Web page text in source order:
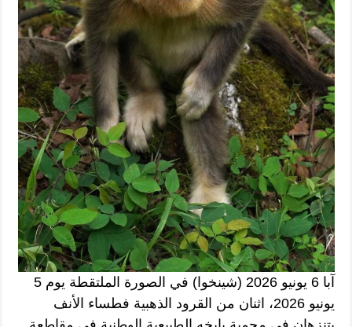
آبا 6 يونيو 2026 (شينخوا) في الصورة الملتقطة يوم 5
يونيو 2026، اثنان من القرود الذهبية فطساء الأنف